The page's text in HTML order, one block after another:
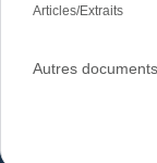
Articles/Extraits
Autres